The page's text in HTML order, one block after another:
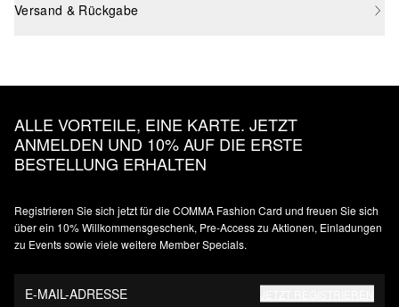
Versand & Rückgabe
ALLE VORTEILE, EINE KARTE. JETZT
ANMELDEN UND 10% AUF DIE ERSTE
BESTELLUNG ERHALTEN
Registrieren Sie sich jetzt für die COMMA Fashion Card und freuen Sie sich
über ein 10% Willkommensgeschenk, Pre-Access zu Aktionen, Einladungen
zu Events sowie viele weitere Member Specials.
E-MAIL-ADRESSE